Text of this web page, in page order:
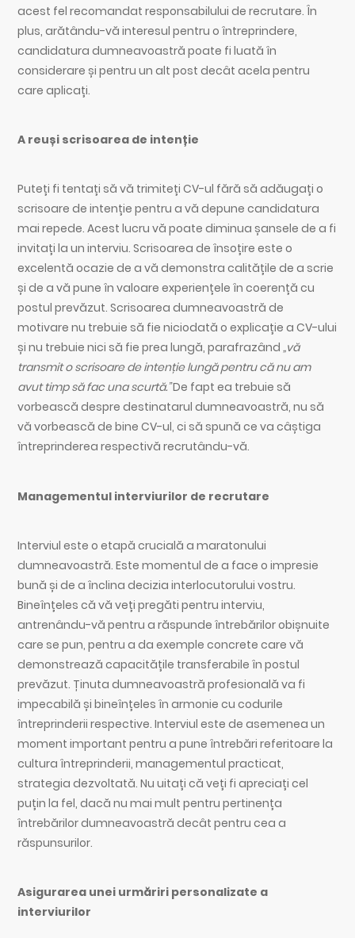
acest fel recomandat responsabilului de recrutare. În
plus, arătându-vă interesul pentru o întreprindere,
candidatura dumneavoastră poate fi luată în
considerare și pentru un alt post decât acela pentru
care aplicați.
A reuși scrisoarea de intenție
Puteți fi tentați să vă trimiteți CV-ul fără să adăugați o
scrisoare de intenție pentru a vă depune candidatura
mai repede. Acest lucru vă poate diminua șansele de a fi
invitați la un interviu. Scrisoarea de însoțire este o
excelentă ocazie de a vă demonstra calitățile de a scrie
și de a vă pune în valoare experiențele în coerență cu
postul prevăzut. Scrisoarea dumneavoastră de
motivare nu trebuie să fie niciodată o explicație a CV-ului
și nu trebuie nici să fie prea lungă, parafrazând„vă
transmit o scrisoare de intenție lungă pentru că nu am
avut timp să fac una scurtă.”De fapt ea trebuie să
vorbească despre destinatarul dumneavoastră, nu să
vă vorbească de bine CV-ul, ci să spună ce va câștiga
întreprinderea respectivă recrutându-vă.
Managementul interviurilor de recrutare
Interviul este o etapă crucială a maratonului
dumneavoastră. Este momentul de a face o impresie
bună și de a înclina decizia interlocutorului vostru.
Bineînțeles că vă veți pregăti pentru interviu,
antrenându-vă pentru a răspunde întrebărilor obișnuite
care se pun, pentru a da exemple concrete care vă
demonstrează capacitățile transferabile în postul
prevăzut. Ținuta dumneavoastră profesională va fi
impecabilă și bineînțeles în armonie cu codurile
întreprinderii respective. Interviul este de asemenea un
moment important pentru a pune întrebări referitoare la
cultura întreprinderii, managementul practicat,
strategia dezvoltată. Nu uitați că veți fi apreciați cel
puțin la fel, dacă nu mai mult pentru pertinența
întrebărilor dumneavoastră decât pentru cea a
răspunsurilor.
Asigurarea unei urmăriri personalizate a
interviurilor